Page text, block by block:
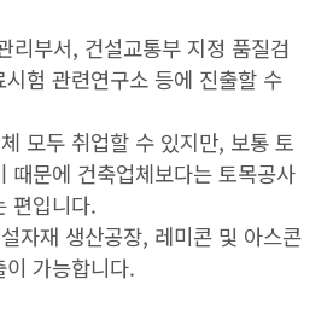
리부서, 건설교통부 지정 품질검
험 관련연구소 등에 진출할 수
모두 취업할 수 있지만, 보통 토
때문에 건축업체보다는 토목공사
편입니다.
자재 생산공장, 레미콘 및 아스콘
가능합니다.